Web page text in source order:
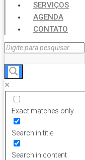
SERVIÇOS
AGENDA
CONTATO
Exact matches only
Search in title
Search in content